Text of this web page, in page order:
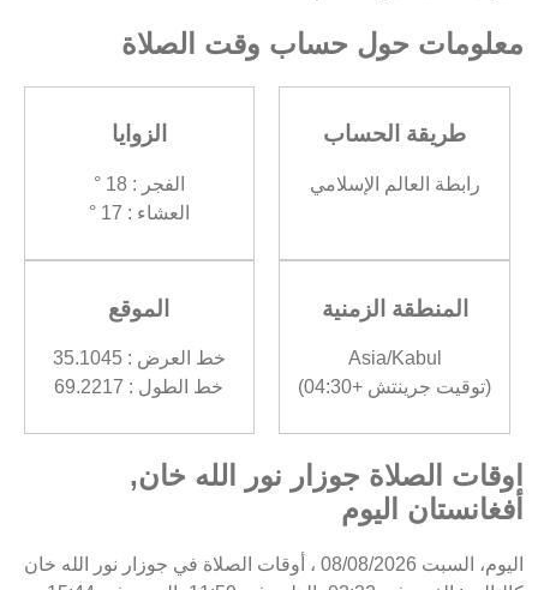
معلومات حول حساب وقت الصلاة
طريقة الحساب
رابطة العالم الإسلامي
الزوايا
الفجر : 18 °
العشاء : 17 °
المنطقة الزمنية
Asia/Kabul
(توقيت جرينتش +04:30)
الموقع
خط العرض : 35.1045
خط الطول : 69.2217
اوقات الصلاة جوزار نور الله خان,
أفغانستان اليوم
اليوم، السبت 08/08/2026 ، أوقات الصلاة في جوزار نور الله خان